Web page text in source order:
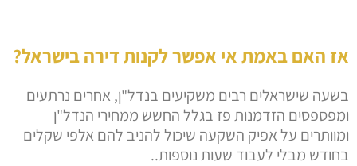
אז האם באמת אי אפשר לקנות דירה בישראל?
בשעה שישראלים רבים משקיעים בנדל"ן, אחרים נרתעים
ומפספסים הזדמנות פז בגלל החשש ממחירי הנדל"ן
ומוותרים על אפיק השקעה שיכול להניב להם אלפי שקלים
בחודש מבלי לעבוד שעות נוספות..